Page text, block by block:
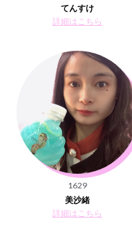
てんすけ
詳細はこちら
1629
美沙緒
詳細はこちら